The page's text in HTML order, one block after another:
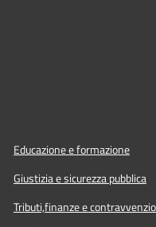
Educazione e formazione
Giustizia e sicurezza pubblica
Tributi,finanze e